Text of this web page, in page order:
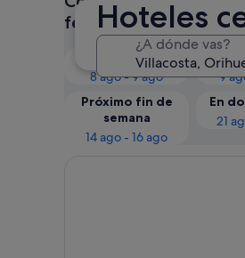
Hoteles
¿A dónde vas?
fechas
Esta noche
8 ago - 9 ago
9
Próximo fin de
semana
14 ago - 16 ago
En
21